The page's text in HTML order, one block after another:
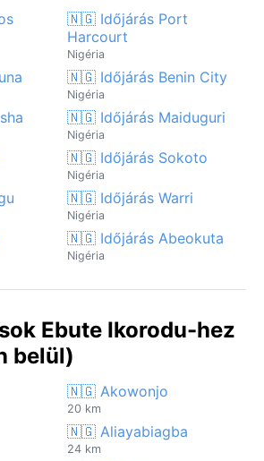
🇳🇬 Időjárás Port
Harcourt
Nigéria
🇳🇬 Időjárás Benin City
Nigéria
🇳🇬 Időjárás Maiduguri
Nigéria
🇳🇬 Időjárás Sokoto
Nigéria
🇳🇬 Időjárás Warri
Nigéria
🇳🇬 Időjárás Abeokuta
Nigéria
Ebute Ikorodu-hez
belül)
🇳🇬 Akowonjo
20 km
🇳🇬 Aliayabiagba
24 km